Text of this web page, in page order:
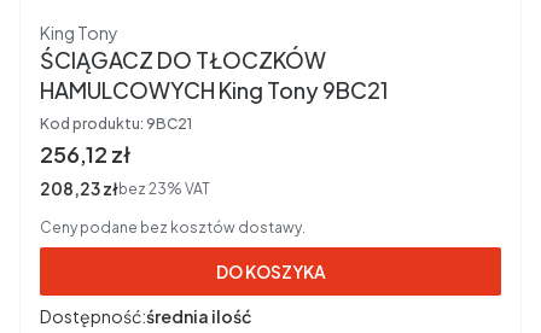
Producent
King Tony
ŚCIĄGACZ DO TŁOCZKÓW
HAMULCOWYCH King Tony 9BC21
Kod produktu: 9BC21
Cena brutto
256,12 zł
Cena netto
208,23 złbez 23% VAT
Ceny podane bez kosztów dostawy.
DO KOSZYKA
Dostępność:średnia ilość